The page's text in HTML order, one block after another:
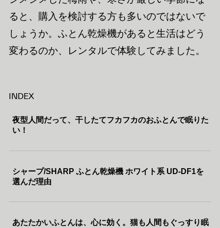
ると、購入を検討する方も多いのではないで
しょうか。ふとん乾燥機があると生活はどう
変わるのか、レンタルで体験してみました。
INDEX
夜型人間だって、干したてフカフカのおふとんで眠りた
い！
シャープ/SHARP ふとん乾燥機 ホワイト系 UD-DF1を
選んだ理由
あたたかいふとんは、心に効く。猫も人間もぐっすり眠